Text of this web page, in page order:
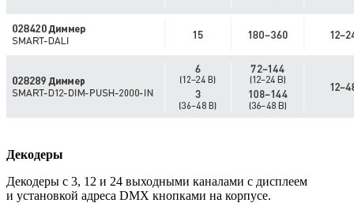
Декодеры
Декодеры с 3, 12 и 24 выходными каналами с дисплеем
и установкой адреса DMX кнопками на корпусе.